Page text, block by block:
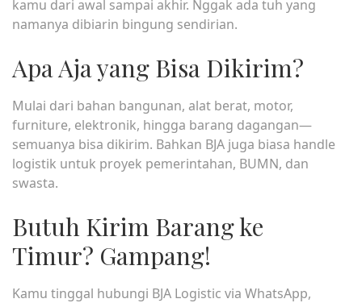
kamu dari awal sampai akhir. Nggak ada tuh yang
namanya dibiarin bingung sendirian.
Apa Aja yang Bisa Dikirim?
Mulai dari bahan bangunan, alat berat, motor,
furniture, elektronik, hingga barang dagangan—
semuanya bisa dikirim. Bahkan BJA juga biasa handle
logistik untuk proyek pemerintahan, BUMN, dan
swasta.
Butuh Kirim Barang ke
Timur? Gampang!
Kamu tinggal hubungi BJA Logistic via WhatsApp,